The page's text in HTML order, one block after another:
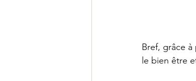
Bref, grâce
le bien être